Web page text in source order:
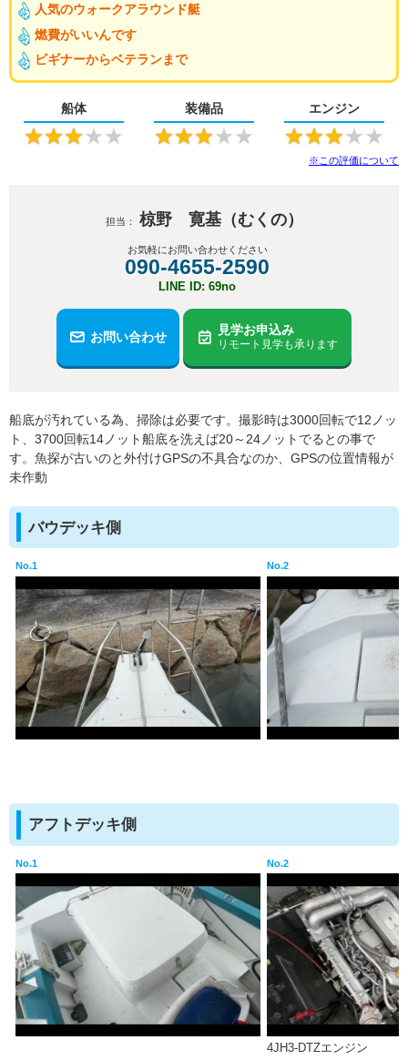
人気のウォークアラウンド艇
燃費がいいんです
ビギナーからベテランまで
船体
★★★★★
装備品
★★★★★
エンジン
★★★★★
※この評価について
担当： 椋野 寛基（むくの）
お気軽にお問い合わせください
090-4655-2590
LINE ID: 69no
お問い合わせ 見学お申込み
リモート見学も承ります
船底が汚れている為、掃除は必要です。撮影時は3000回転で12ノッ
ト、3700回転14ノット船底を洗えば20～24ノットでるとの事で
す。魚探が古いのと外付けGPSの不具合なのか、GPSの位置情報が
未作動
バウデッキ側
No.1 No.2
アフトデッキ側
No.1 No.2
4JH3-DTZエンジン